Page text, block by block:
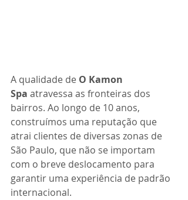
A qualidade de O Kamon
Spa atravessa as fronteiras dos
bairros. Ao longo de 10 anos,
construímos uma reputação que
atrai clientes de diversas zonas de
São Paulo, que não se importam
com o breve deslocamento para
garantir uma experiência de padrão
internacional.